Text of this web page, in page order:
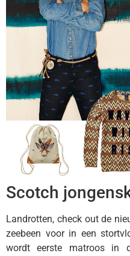
Scotch
Landrotten, check out de
zeebeen voor in een
wordt eerste matroos in